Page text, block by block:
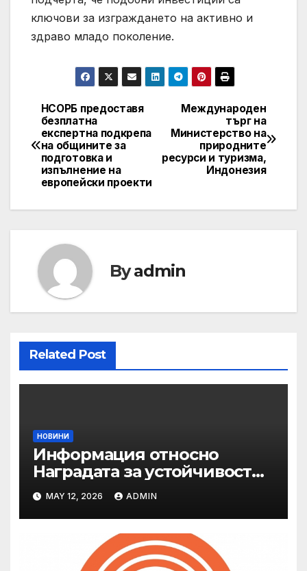
ключови за изграждането на активно и
здраво младо поколение.
Post
navigation
Международен
търг на
Министерство на
природните
ресурси и туризма,
Индонезия
НСОРБ предоставя
безплатна
експертна подкрепа
на общините за
подготовка и
изпълнение на
европейски проекти
Byadmin
Related Post
НОВИНИ
Информация относно
Наградата за устойчивост
на ОАЕ „Зайед“
MAY 12, 2026 ADMIN